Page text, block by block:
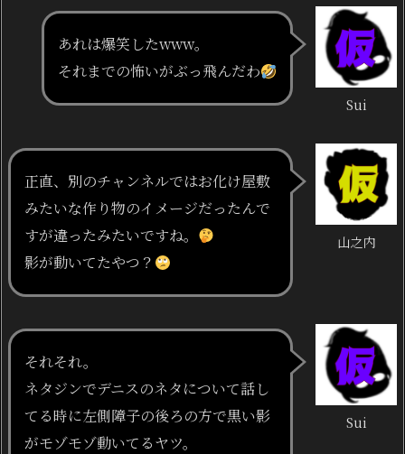
Sui
あれは爆笑したwww。
それまでの怖いがぶっ飛んだわ
山之内
正直、別のチャンネルではお化け屋敷
みたいな作り物のイメージだったんで
すが違ったみたいですね。
影が動いてたやつ？
Sui
それそれ。
ネタジンでデニスのネタについて話し
てる時に左側障子の後ろの方で黒い影
がモゾモゾ動いてるヤツ。